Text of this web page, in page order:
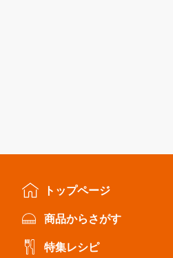
トップページ
商品からさがす
特集レシピ